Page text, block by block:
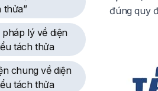
thửa”
pháp lý về diện
tách thửa
chung về diện
tách thửa
đúng quy